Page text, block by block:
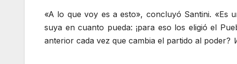
«A lo que voy es a esto», concluyó Santini. «Es
suya en cuanto pueda: ¡para eso los eligió el
anterior cada vez que cambia el partido al poder?